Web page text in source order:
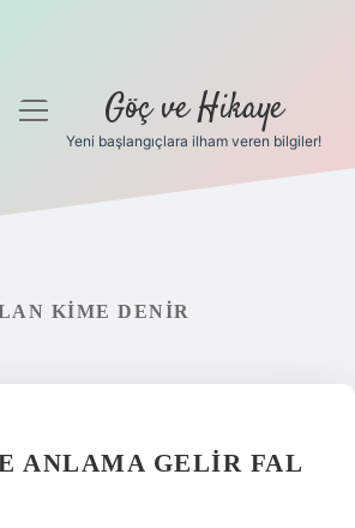
menüyü
Göç ve Hikaye
Yeni başlangıçlara ilham veren bilgiler!
KIME DENIR
ANLAMA GELIR FAL